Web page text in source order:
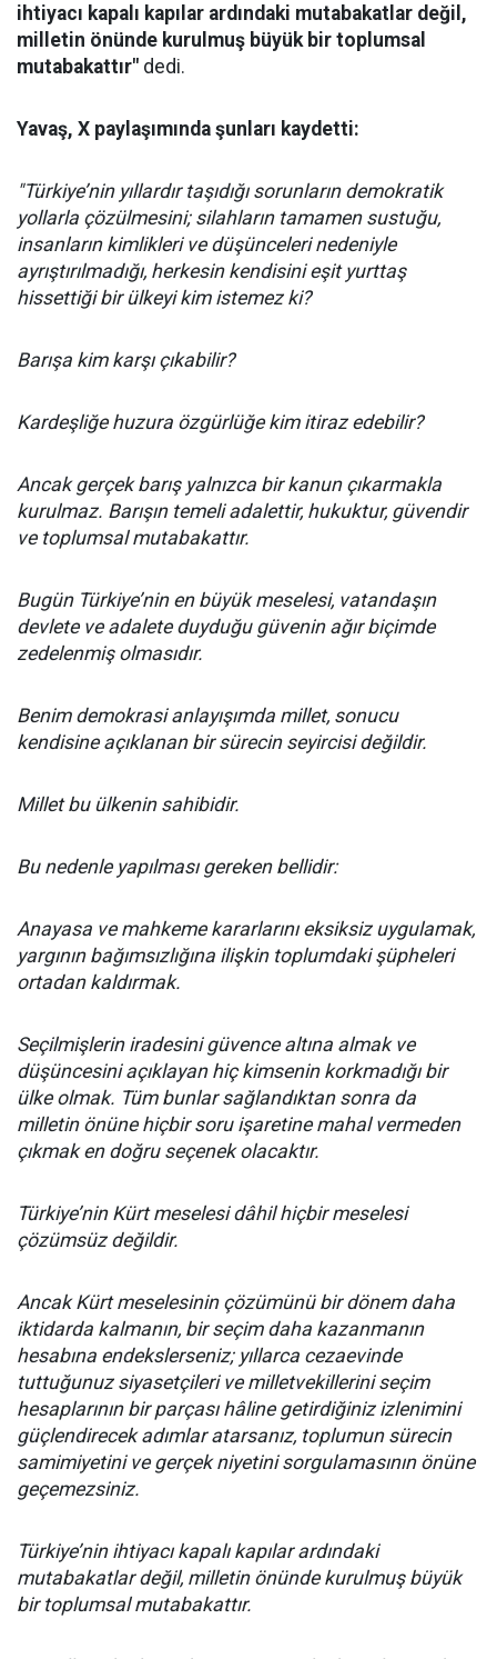
ihtiyacı kapalı kapılar ardındaki mutabakatlar değil,
milletin önünde kurulmuş büyük bir toplumsal
mutabakattır" dedi.
Yavaş, X paylaşımında şunları kaydetti:
"Türkiye’nin yıllardır taşıdığı sorunların demokratik
yollarla çözülmesini; silahların tamamen sustuğu,
insanların kimlikleri ve düşünceleri nedeniyle
ayrıştırılmadığı, herkesin kendisini eşit yurttaş
hissettiği bir ülkeyi kim istemez ki?
Barışa kim karşı çıkabilir?
Kardeşliğe huzura özgürlüğe kim itiraz edebilir?
Ancak gerçek barış yalnızca bir kanun çıkarmakla
kurulmaz. Barışın temeli adalettir, hukuktur, güvendir
ve toplumsal mutabakattır.
Bugün Türkiye’nin en büyük meselesi, vatandaşın
devlete ve adalete duyduğu güvenin ağır biçimde
zedelenmiş olmasıdır.
Benim demokrasi anlayışımda millet, sonucu
kendisine açıklanan bir sürecin seyircisi değildir.
Millet bu ülkenin sahibidir.
Bu nedenle yapılması gereken bellidir:
Anayasa ve mahkeme kararlarını eksiksiz uygulamak,
yargının bağımsızlığına ilişkin toplumdaki şüpheleri
ortadan kaldırmak.
Seçilmişlerin iradesini güvence altına almak ve
düşüncesini açıklayan hiç kimsenin korkmadığı bir
ülke olmak. Tüm bunlar sağlandıktan sonra da
milletin önüne hiçbir soru işaretine mahal vermeden
çıkmak en doğru seçenek olacaktır.
Türkiye’nin Kürt meselesi dâhil hiçbir meselesi
çözümsüz değildir.
Ancak Kürt meselesinin çözümünü bir dönem daha
iktidarda kalmanın, bir seçim daha kazanmanın
hesabına endekslerseniz; yıllarca cezaevinde
tuttuğunuz siyasetçileri ve milletvekillerini seçim
hesaplarının bir parçası hâline getirdiğiniz izlenimini
güçlendirecek adımlar atarsanız, toplumun sürecin
samimiyetini ve gerçek niyetini sorgulamasının önüne
geçemezsiniz.
Türkiye’nin ihtiyacı kapalı kapılar ardındaki
mutabakatlar değil, milletin önünde kurulmuş büyük
bir toplumsal mutabakattır.